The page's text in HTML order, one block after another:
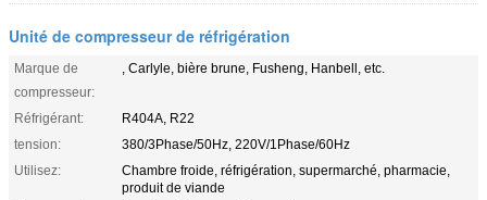
Unité de compresseur de réfrigération
Marque de
compresseur:
, Carlyle, bière brune, Fusheng, Hanbell, etc.
Réfrigérant:
R404A, R22
tension:
380/3Phase/50Hz, 220V/1Phase/60Hz
Utilisez:
Chambre froide, réfrigération, supermarché, pharmacie,
produit de viande